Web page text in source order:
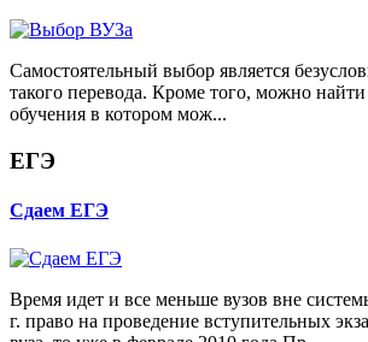
Самостоятельный выбор является
такого перевода. Кроме того, можно найти
обучения в котором мож...
ЕГЭ
Сдаем ЕГЭ
Время идет и все меньше вузов вне
г. право на проведение вступительных